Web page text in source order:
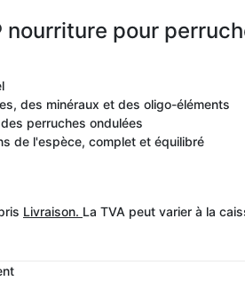
nourriture pour
des minéraux et des oligo-éléments
perruches ondulées
de l'espèce, complet et équilibré
Livraison. La TVA peut varier à la